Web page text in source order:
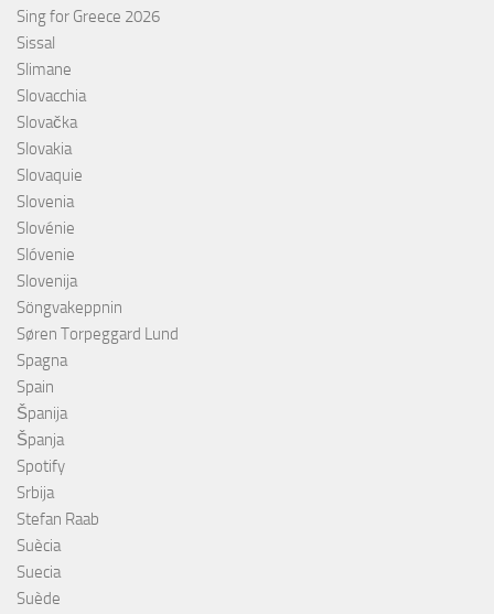
Sing for Greece 2026
Sissal
Slimane
Slovacchia
Slovačka
Slovakia
Slovaquie
Slovenia
Slovénie
Slóvenie
Slovenija
Söngvakeppnin
Søren Torpeggard Lund
Spagna
Spain
Španija
Španja
Spotify
Srbija
Stefan Raab
Suècia
Suecia
Suède